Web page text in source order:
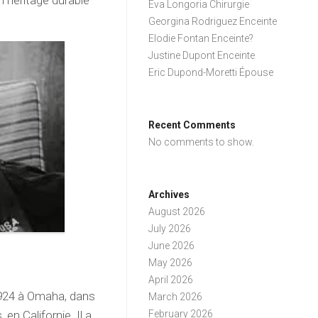
à Omaha, dans
en Californie. Il a
Eva Longoria Chirurgie
Georgina Rodriguez Enceinte
Elodie Fontan Enceinte?
Justine Dupont Enceinte
Eric Dupond-Moretti Épouse
Recent Comments
No comments to show.
Archives
August 2026
July 2026
June 2026
May 2026
April 2026
March 2026
February 2026